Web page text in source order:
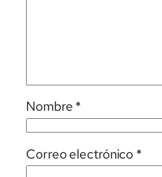
Nombre *
Correo electrónico *